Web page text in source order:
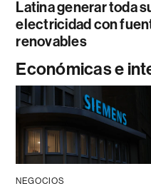
Latina generar toda
electricidad con
renovables
Económicas e
NEGOCIOS